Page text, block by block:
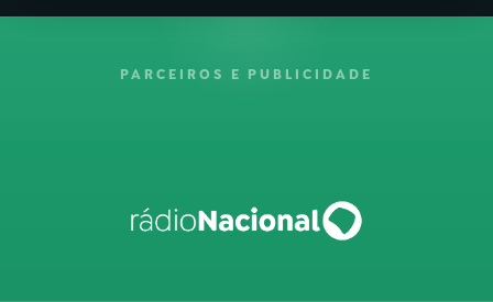
PARCEIROS E PUBLICIDADE